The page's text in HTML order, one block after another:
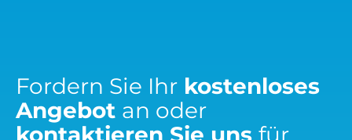
Fordern Sie Ihr kostenloses
Angebot an oder
kontaktieren Sie uns für